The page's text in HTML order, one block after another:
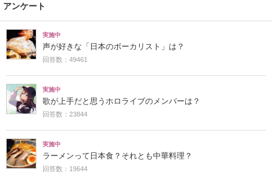
アンケート
実施中
声が好きな「日本のボーカリスト」は？
回答数：49461
実施中
歌が上手だと思うホロライブのメンバーは？
回答数：23844
実施中
ラーメンって日本食？それとも中華料理？
回答数：19644